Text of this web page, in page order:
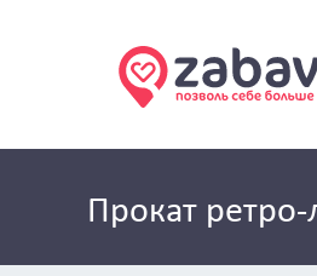
Прокат